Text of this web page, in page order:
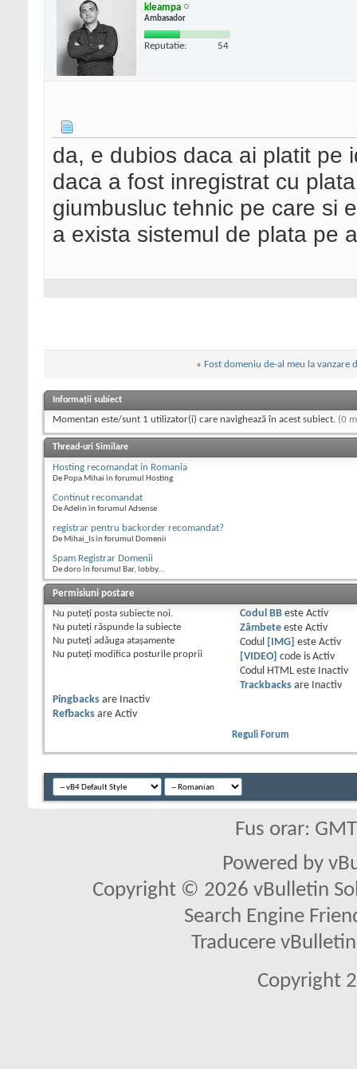
kleampa
Ambasador
Reputatie: 54
da, e dubios daca ai platit pe
daca a fost inregistrat cu
giumbusluc tehnic pe care si
a exista sistemul de plata pe
« Fost domeniu de-al meu la vanzare
Informații subiect
Momentan este/sunt 1 utilizator(i) care navighează în acest subiect. (0
Thread-uri Similare
Hosting recomandat in Romania
De Popa Mihai în forumul Hosting
Continut recomandat
De Adelin în forumul Adsense
registrar pentru backorder recomandat?
De Mihai_Is în forumul Domenii
Spam Registrar Domenii
De doro în forumul Bar, lobby...
Permisiuni postare
Nu puteţi posta subiecte noi.
Nu puteţi răspunde la subiecte
Nu puteţi adăuga ataşamente
Nu puteţi modifica posturile proprii
Codul BBeste Activ
Zâmbeteeste Activ
Codul
[IMG] este Activ
[VIDEO] code is Activ
Codul HTML este
Inactiv
Trackbacksare
Inactiv
Pingbacks are
Inactiv
Refbacks are Activ
Reguli Forum
Fus orar:
Powered by
Copyright © 2026 vBulletin
Search Engine
Traducere
Copyright